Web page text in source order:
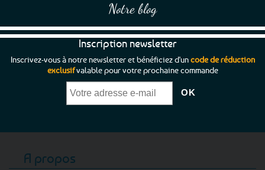
Notre blog
Inscription newsletter
Inscrivez-vous à notre newsletter et bénéficiez d'uncode de réduction
exclusifvalable pour votre prochaine commande
A propos